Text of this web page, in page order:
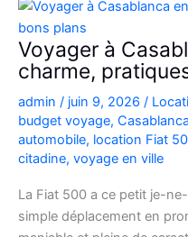
Picanto
à
Casablanca
vos
déplacements
Voyager à
charme,
admin / juin 9, 2026 /
budget voyage, Casablanca
automobile, location Fiat
citadine, voyage en ville
La Fiat 500 a ce petit je-
simple déplacement en